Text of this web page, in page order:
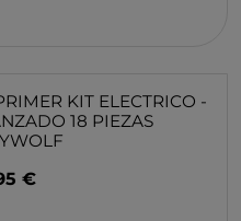
KIT ELECTRICO -
18 PIEZAS
€